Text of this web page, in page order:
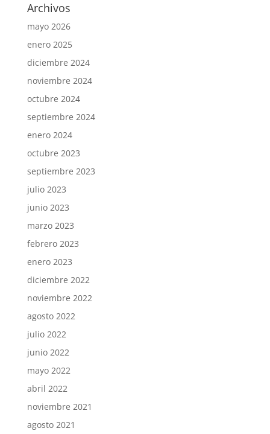
Archivos
mayo 2026
enero 2025
diciembre 2024
noviembre 2024
octubre 2024
septiembre 2024
enero 2024
octubre 2023
septiembre 2023
julio 2023
junio 2023
marzo 2023
febrero 2023
enero 2023
diciembre 2022
noviembre 2022
agosto 2022
julio 2022
junio 2022
mayo 2022
abril 2022
noviembre 2021
agosto 2021